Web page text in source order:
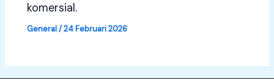
komersial.
General/24 Februari 2026